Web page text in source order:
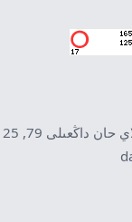
79, 125 وفيس.